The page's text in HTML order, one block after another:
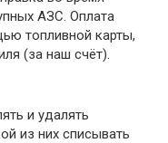
АЗС. Оплата
топливной карты,
(за наш счёт).
и удалять
из них списывать